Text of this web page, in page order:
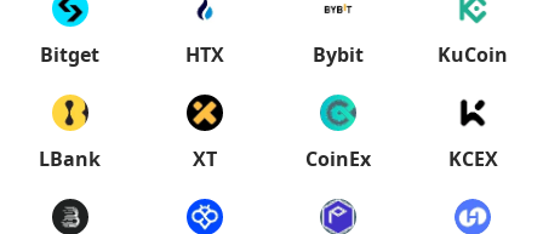
Bitget HTX Bybit KuCoin
LBank XT CoinEx KCEX